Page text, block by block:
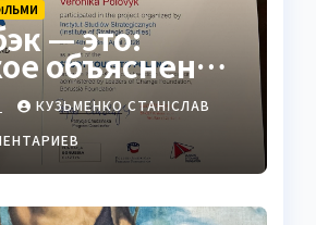
— это:
объяснение
в
кино и
КУЗЬМЕНКО СТАНІСЛАВ